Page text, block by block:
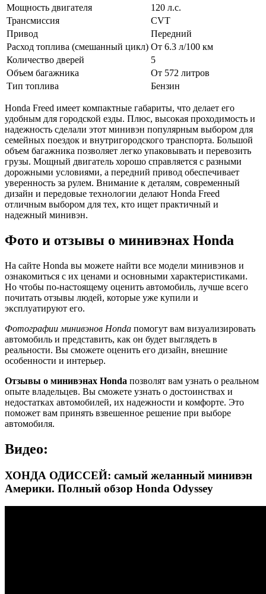
Мощность двигателя
120 л.с.
Трансмиссия
CVT
Привод
Передний
Расход топлива (смешанный цикл) От 6.3 л/100 км
Количество дверей
5
Объем багажника
От 572 литров
Тип топлива
Бензин
Honda Freed имеет компактные габариты, что делает его
удобным для городской езды. Плюс, высокая проходимость и
надежность сделали этот минивэн популярным выбором для
семейных поездок и внутригородского транспорта. Большой
объем багажника позволяет легко упаковывать и перевозить
грузы. Мощный двигатель хорошо справляется с разными
дорожными условиями, а передний привод обеспечивает
уверенность за рулем. Внимание к деталям, современный
дизайн и передовые технологии делают Honda Freed
отличным выбором для тех, кто ищет практичный и
надежный минивэн.
Фото и отзывы о минивэнах Honda
На сайте Honda вы можете найти все модели минивэнов и
ознакомиться с их ценами и основными характеристиками.
Но чтобы по-настоящему оценить автомобиль, лучше всего
почитать отзывы людей, которые уже купили и
эксплуатируют его.
Фотографии минивэнов Honda помогут вам визуализировать
автомобиль и представить, как он будет выглядеть в
реальности. Вы сможете оценить его дизайн, внешние
особенности и интерьер.
Отзывы о минивэнах Honda позволят вам узнать о реальном
опыте владельцев. Вы сможете узнать о достоинствах и
недостатках автомобилей, их надежности и комфорте. Это
поможет вам принять взвешенное решение при выборе
автомобиля.
Видео:
ХОНДА ОДИССЕЙ: самый желанный минивэн
Америки. Полный обзор Honda Odyssey